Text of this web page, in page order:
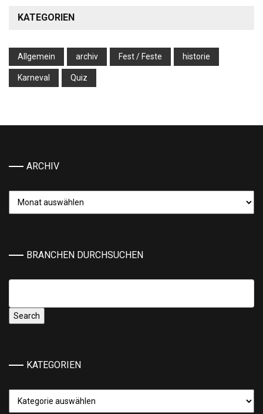
KATEGORIEN
Allgemein archiv Fest / Feste historie
Karneval Quiz
ARCHIV
BRANCHEN DURCHSUCHEN
KATEGORIEN